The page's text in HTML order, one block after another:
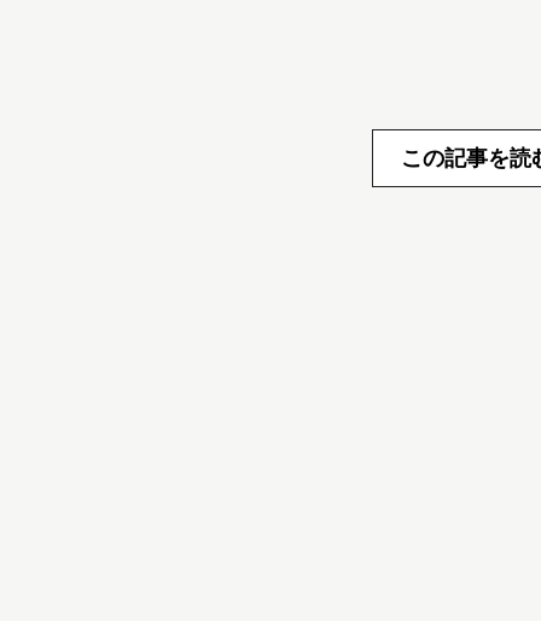
この記事を読